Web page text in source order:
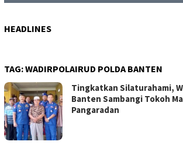
HEADLINES
TAG:WADIRPOLAIRUD POLDA BANTEN
Tingkatkan Silaturahami,
Banten Sambangi Tokoh
Pangaradan